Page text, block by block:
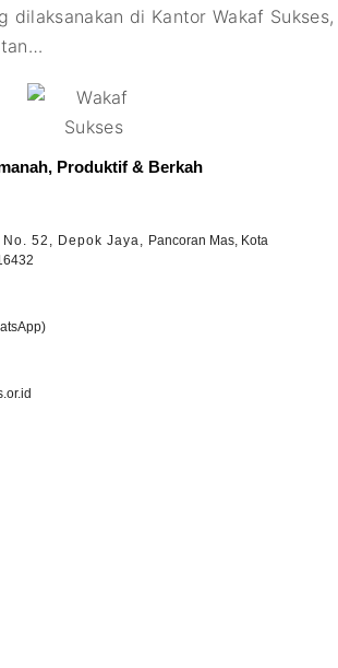
dilaksanakan di Kantor Wakaf Sukses,
…
Produktif & Berkah
52, Depok Jaya, Pancoran Mas, Kota